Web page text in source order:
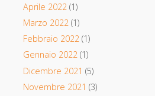
Aprile 2022(1)
Marzo 2022(1)
Febbraio 2022(1)
Gennaio 2022(1)
Dicembre 2021 (5)
Novembre 2021 (3)